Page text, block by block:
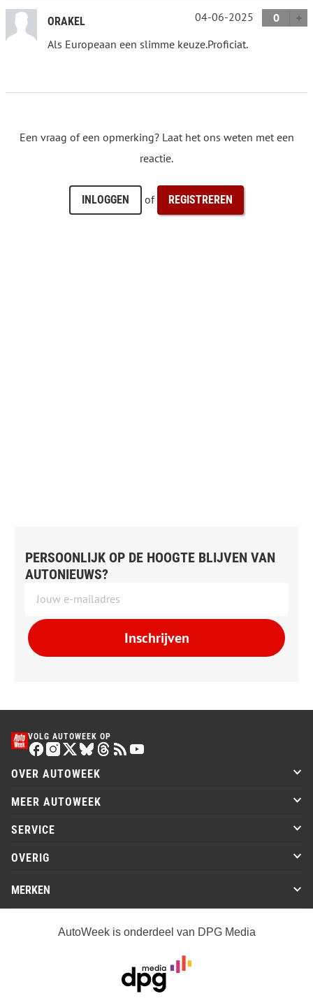
ORAKEL 04-06-2025
0
Als Europeaan een slimme keuze.Proficiat.
Een vraag of een opmerking? Laat het ons weten met een
reactie.
INLOGGEN of REGISTREREN
PERSOONLIJK OP DE HOOGTE BLIJVEN VAN
AUTONIEUWS?
Inschrijven
VOLG AUTOWEEK OP
OVER AUTOWEEK
MEER AUTOWEEK
SERVICE
OVERIG
MERKEN
AutoWeek is onderdeel van DPG Media